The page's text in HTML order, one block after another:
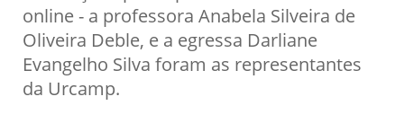
online - a professora Anabela Silveira de
Oliveira Deble, e a egressa Darliane
Evangelho Silva foram as representantes
da Urcamp.